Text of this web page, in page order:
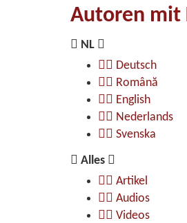
Autoren mit
NL
Deutsch
Română
English
Nederlands
Svenska
Alles
Artikel
Audios
Videos